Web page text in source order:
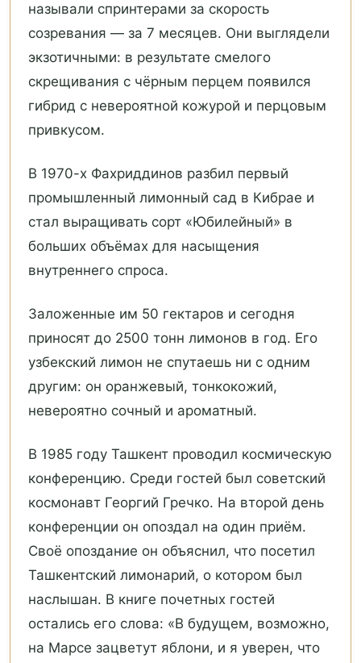
называли спринтерами за скорость
созревания — за 7 месяцев. Они выглядели
экзотичными: в результате смелого
скрещивания с чёрным перцем появился
гибрид с невероятной кожурой и перцовым
привкусом.
В 1970-х Фахриддинов разбил первый
промышленный лимонный сад в Кибрае и
стал выращивать сорт «Юбилейный» в
больших объёмах для насыщения
внутреннего спроса.
Заложенные им 50 гектаров и сегодня
приносят до 2500 тонн лимонов в год. Его
узбекский лимон не спутаешь ни с одним
другим: он оранжевый, тонкокожий,
невероятно сочный и ароматный.
В 1985 году Ташкент проводил космическую
конференцию. Среди гостей был советский
космонавт Георгий Гречко. На второй день
конференции он опоздал на один приём.
Своё опоздание он объяснил, что посетил
Ташкентский лимонарий, о котором был
наслышан. В книге почетных гостей
остались его слова: «В будущем, возможно,
на Марсе зацветут яблони, и я уверен, что